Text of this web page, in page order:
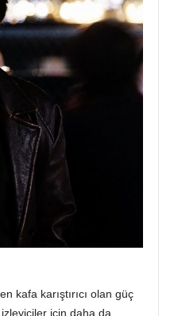
kafa karıştırıcı olan güç
için daha da